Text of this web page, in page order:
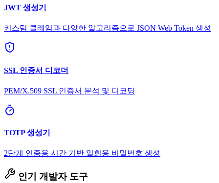
JWT 생성기
커스텀 클레임과 다양한 알고리즘으로 JSON Web Token 생성
SSL 인증서 디코더
PEM/X.509 SSL 인증서 분석 및 디코딩
TOTP 생성기
2단계 인증용 시간 기반 일회용 비밀번호 생성
인기 개발자 도구